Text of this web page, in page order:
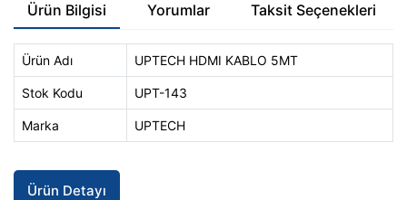
Ürün Bilgisi Yorumlar Taksit Seçenekleri
Ürün Adı UPTECH HDMI KABLO 5MT
Stok Kodu UPT-143
Marka UPTECH
Ürün Detayı